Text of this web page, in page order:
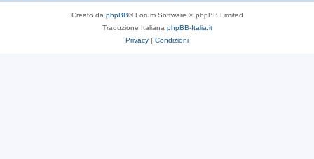
Creato da phpBB® Forum Software © phpBB Limited
Traduzione Italiana phpBB-Italia.it
Privacy | Condizioni